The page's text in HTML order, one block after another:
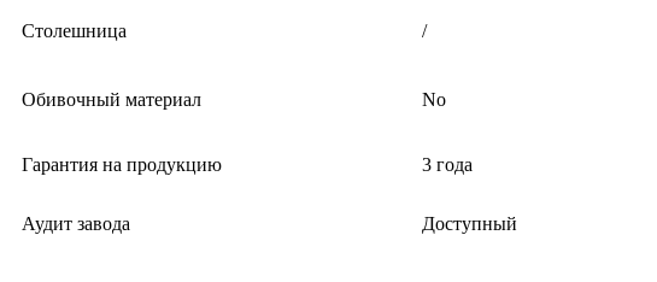
Столешница /
Обивочный материал No
Гарантия на продукцию 3 года
Аудит завода Доступный